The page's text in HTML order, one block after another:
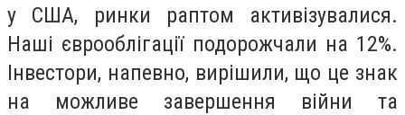
у США, ринки раптом активізувалися.
Наші єврооблігації подорожчали на 12%.
Інвестори, напевно, вирішили, що це знак
на можливе завершення війни та